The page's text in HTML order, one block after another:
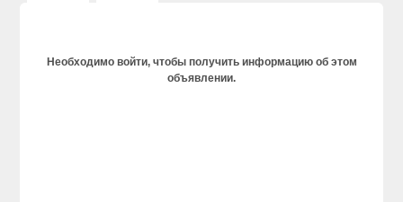
Необходимо войти, чтобы получить информацию об этом
объявлении.